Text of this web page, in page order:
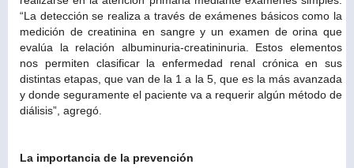
“La detección se realiza a través de exámenes básicos como la
medición de creatinina en sangre y un examen de orina que
evalúa la relación albuminuria-creatininuria. Estos elementos
nos permiten clasificar la enfermedad renal crónica en sus
distintas etapas, que van de la 1 a la 5, que es la más avanzada
y donde seguramente el paciente va a requerir algún método de
diálisis”, agregó.
La importancia de la prevención